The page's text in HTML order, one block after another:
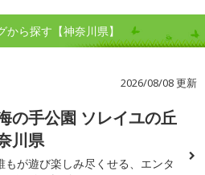
ら探す【神奈川県】
2026/08/08 更新
の手公園 ソレイユの丘
川県
もが遊び楽しみ尽くせる、エンタ